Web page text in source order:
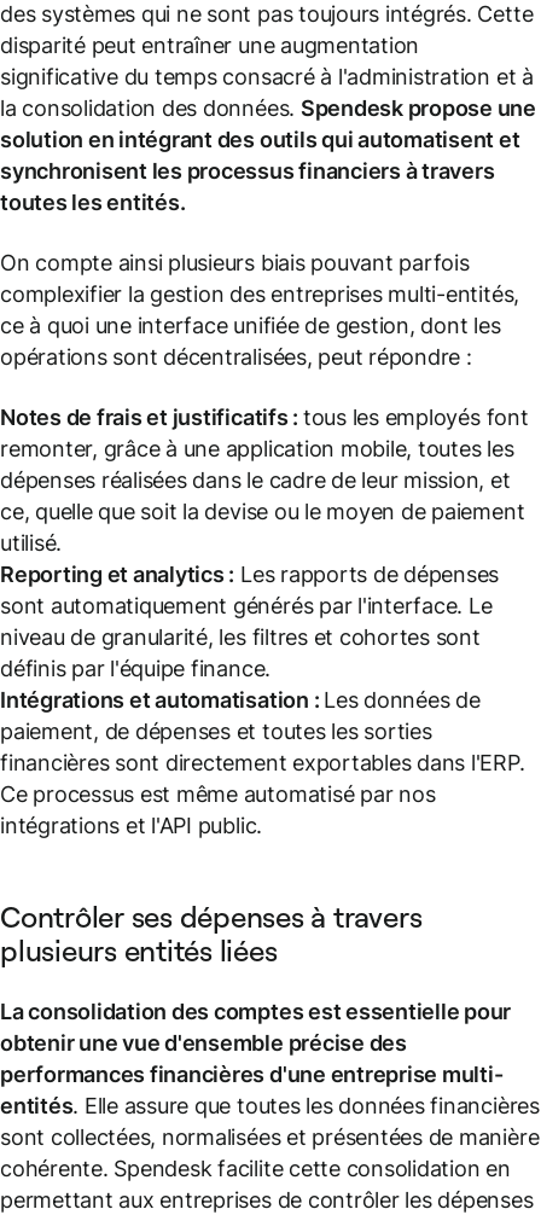
des systèmes qui ne sont pas toujours intégrés. Cette
disparité peut entraîner une augmentation
significative du temps consacré à l'administration et à
la consolidation des données. Spendesk propose une
solution en intégrant des outils qui automatisent et
synchronisent les processus financiers à travers
toutes les entités.
On compte ainsi plusieurs biais pouvant parfois
complexifier la gestion des entreprises multi-entités,
ce à quoi une interface unifiée de gestion, dont les
opérations sont décentralisées, peut répondre :
Notes de frais et justificatifs : tous les employés font
remonter, grâce à une application mobile, toutes les
dépenses réalisées dans le cadre de leur mission, et
ce, quelle que soit la devise ou le moyen de paiement
utilisé.
Reporting et analytics : Les rapports de dépenses
sont automatiquement générés par l'interface. Le
niveau de granularité, les filtres et cohortes sont
définis par l'équipe finance.
Intégrations et automatisation : Les données de
paiement, de dépenses et toutes les sorties
financières sont directement exportables dans l'ERP.
Ce processus est même automatisé par nos
intégrations et l'API public.
Contrôler ses dépenses à travers
plusieurs entités liées
La consolidation des comptes est essentielle pour
obtenir une vue d'ensemble précise des
performances financières d'une entreprise multi-
entités. Elle assure que toutes les données financières
sont collectées, normalisées et présentées de manière
cohérente. Spendesk facilite cette consolidation en
permettant aux entreprises de contrôler les dépenses